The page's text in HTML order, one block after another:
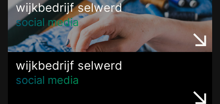
wijkbedrijf selwerd
social media
wijkbedrijf selwerd
social media